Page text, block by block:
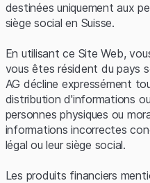
Erreur
destinées uniquement aux
siège social en Suisse.
En utilisant ce Site Web,
vous êtes résident du pays
AG décline expressément
distribution d'informations
personnes physiques ou
informations incorrectes
légal ou leur siège social.
Les produits financiers